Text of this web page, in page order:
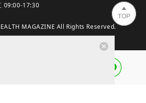
09:00-17:30
MAGAZINE All Rights Reserved.